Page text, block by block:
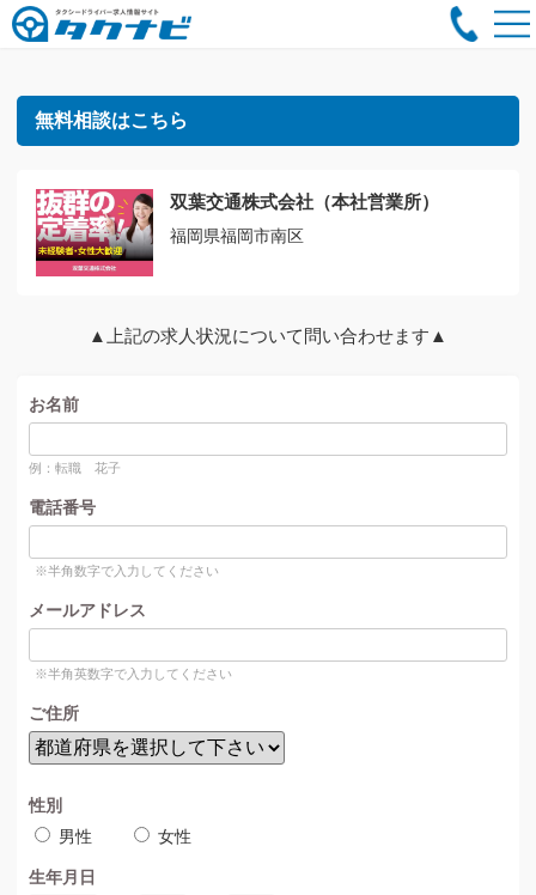
無料相談はこちら
双葉交通株式会社（本社営業所）
福岡県福岡市南区
▲上記の求人状況について問い合わせます▲
お名前
例：転職 花子
電話番号
※半角数字で入力してください
メールアドレス
※半角英数字で入力してください
ご住所
性別
男性
女性
生年月日